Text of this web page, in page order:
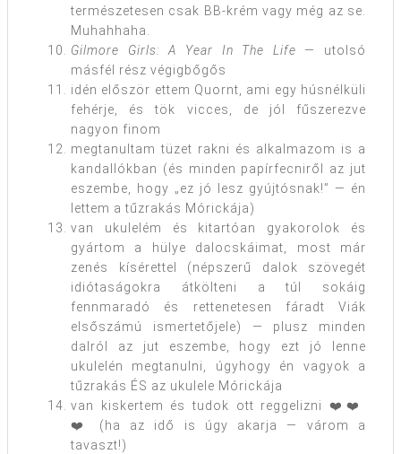
természetesen csak BB-krém vagy még az se.
Muhahhaha.
Gilmore Girls: A Year In The Life — utolsó
másfél rész végigbőgős
idén először ettem Quornt, ami egy húsnélküli
fehérje, és tök vicces, de jól fűszerezve
nagyon finom
megtanultam tüzet rakni és alkalmazom is a
kandallókban (és minden papírfecniről az jut
eszembe, hogy „ez jó lesz gyújtósnak!” — én
lettem a tűzrakás Mórickája)
van ukulelém és kitartóan gyakorolok és
gyártom a hülye dalocskáimat, most már
zenés kísérettel (népszerű dalok szövegét
idiótaságokra átkölteni a túl sokáig
fennmaradó és rettenetesen fáradt Viák
elsőszámú ismertetőjele) — plusz minden
dalról az jut eszembe, hogy ezt jó lenne
ukulelén megtanulni, úgyhogy én vagyok a
tűzrakás ÉS az ukulele Mórickája
van kiskertem és tudok ott reggelizni ❤️❤️
❤️ (ha az idő is úgy akarja — várom a
tavaszt!)